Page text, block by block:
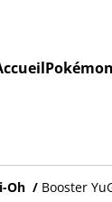
Pokémon
Oh / Booster